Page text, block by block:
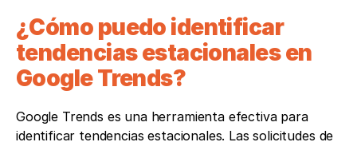
¿Cómo puedo identificar
tendencias estacionales en
Google Trends?
Google Trends es una herramienta efectiva para
identificar tendencias estacionales. Las solicitudes de